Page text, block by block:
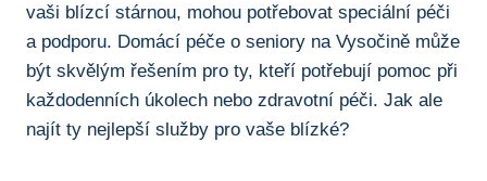
vaši blízcí stárnou, mohou potřebovat speciální péči
a podporu. Domácí péče o seniory na Vysočině může
být skvělým řešením pro ty, kteří potřebují pomoc při
každodenních úkolech nebo zdravotní péči. Jak ale
najít ty nejlepší služby pro vaše blízké?